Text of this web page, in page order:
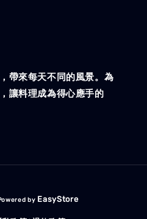
帶來每天不同的風景。為
讓料理成為得心應手的
by EasyStore